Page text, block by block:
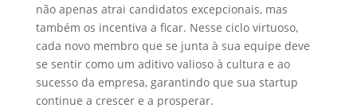
não apenas atrai candidatos excepcionais, mas
também os incentiva a ficar. Nesse ciclo virtuoso,
cada novo membro que se junta à sua equipe deve
se sentir como um aditivo valioso à cultura e ao
sucesso da empresa, garantindo que sua startup
continue a crescer e a prosperar.